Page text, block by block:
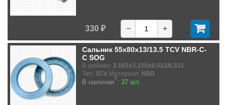
330 ₽ − +
Сальник 55x80x13/13.5 TCV NBR-C-
C SOG
В дюймах: 2.165x3.150x0.512/0.531
Тип: TCV Материал: NBR
В наличии?: 37 шт.